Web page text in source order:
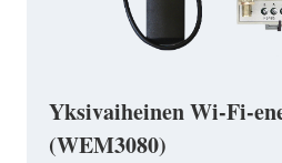
Yksivaiheinen Wi-Fi-
(WEM3080)